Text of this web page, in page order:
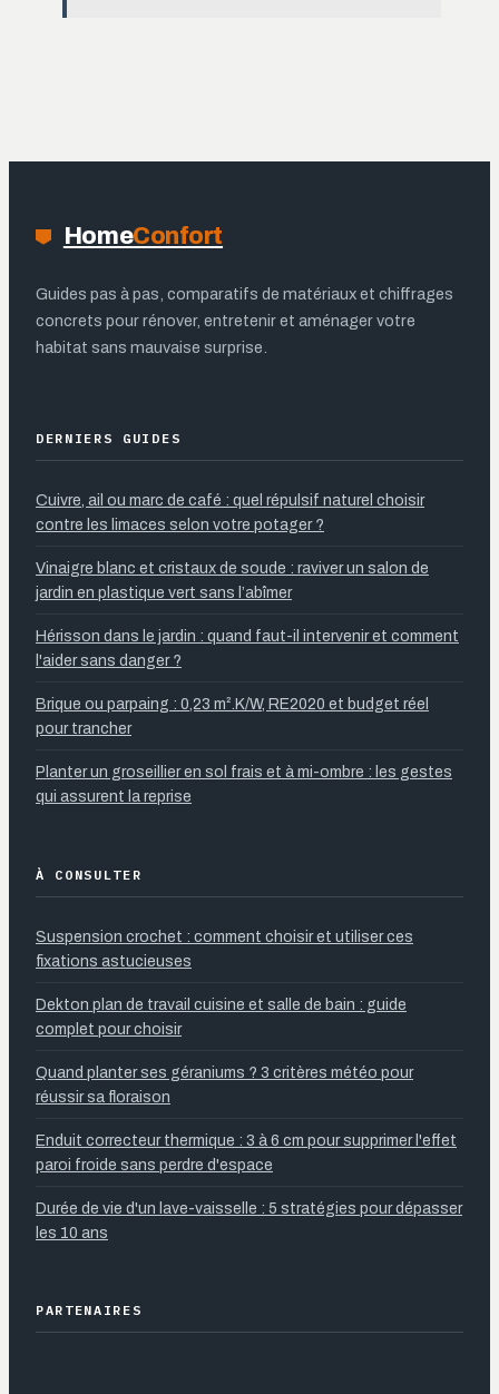
HomeConfort
Guides pas à pas, comparatifs de matériaux et chiffrages
concrets pour rénover, entretenir et aménager votre
habitat sans mauvaise surprise.
DERNIERS GUIDES
Cuivre, ail ou marc de café : quel répulsif naturel choisir
contre les limaces selon votre potager ?
Vinaigre blanc et cristaux de soude : raviver un salon de
jardin en plastique vert sans l’abîmer
Hérisson dans le jardin : quand faut-il intervenir et comment
l'aider sans danger ?
Brique ou parpaing : 0,23 m².K/W, RE2020 et budget réel
pour trancher
Planter un groseillier en sol frais et à mi-ombre : les gestes
qui assurent la reprise
À CONSULTER
Suspension crochet : comment choisir et utiliser ces
fixations astucieuses
Dekton plan de travail cuisine et salle de bain : guide
complet pour choisir
Quand planter ses géraniums ? 3 critères météo pour
réussir sa floraison
Enduit correcteur thermique : 3 à 6 cm pour supprimer l'effet
paroi froide sans perdre d'espace
Durée de vie d'un lave-vaisselle : 5 stratégies pour dépasser
les 10 ans
PARTENAIRES